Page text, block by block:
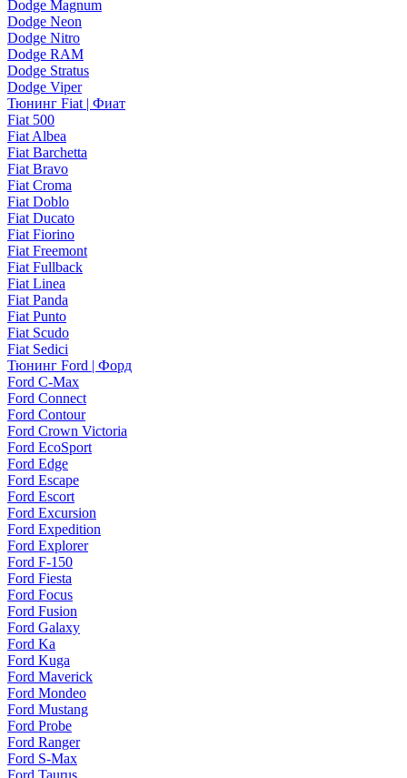
Dodge Magnum
Dodge Neon
Dodge Nitro
Dodge RAM
Dodge Stratus
Dodge Viper
Тюнинг Fiat | Фиат
Fiat 500
Fiat Albea
Fiat Barchetta
Fiat Bravo
Fiat Croma
Fiat Doblo
Fiat Ducato
Fiat Fiorino
Fiat Freemont
Fiat Fullback
Fiat Linea
Fiat Panda
Fiat Punto
Fiat Scudo
Fiat Sedici
Тюнинг Ford | Форд
Ford C-Max
Ford Connect
Ford Contour
Ford Crown Victoria
Ford EcoSport
Ford Edge
Ford Escape
Ford Escort
Ford Excursion
Ford Expedition
Ford Explorer
Ford F-150
Ford Fiesta
Ford Focus
Ford Fusion
Ford Galaxy
Ford Ka
Ford Kuga
Ford Maverick
Ford Mondeo
Ford Mustang
Ford Probe
Ford Ranger
Ford S-Max
Ford Taurus